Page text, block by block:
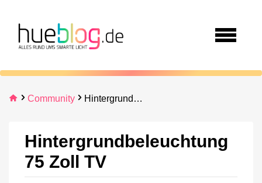
Community Hintergrundbeleuchtung 75 Zoll TV
Hintergrundbeleuchtung
75 Zoll TV